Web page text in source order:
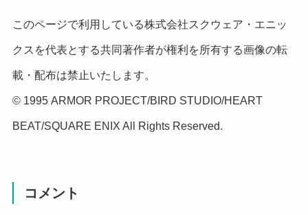
このページで利用している株式会社スクウェア・エニッ
クスを代表とする共同著作者が権利を所有する画像の転
載・配布は禁止いたします。
© 1995 ARMOR PROJECT/BIRD STUDIO/HEART
BEAT/SQUARE ENIX All Rights Reserved.
コメント